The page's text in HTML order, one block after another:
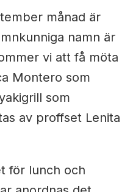
månad är
namn är
vi att få möta
Montero som
som
av proffset Lenita
för lunch och